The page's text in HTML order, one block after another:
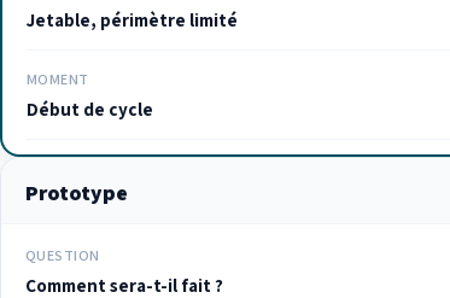
Jetable, périmètre limité
MOMENT
Début de cycle
Prototype
QUESTION
Comment sera-t-il fait ?